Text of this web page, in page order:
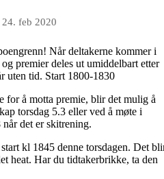
24. feb 2020
Når deltakerne kommer i
premier deles ut umiddelbart etter
uten tid. Start 1800-1830
for å motta premie, blir det mulig å
torsdag 5.3 eller ved å møte i
det er skitrening.
kl 1845 denne torsdagen. Det
heat. Har du tidtakerbrikke, ta den